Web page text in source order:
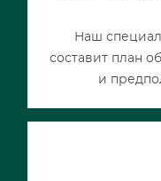
Наш
составит план
и